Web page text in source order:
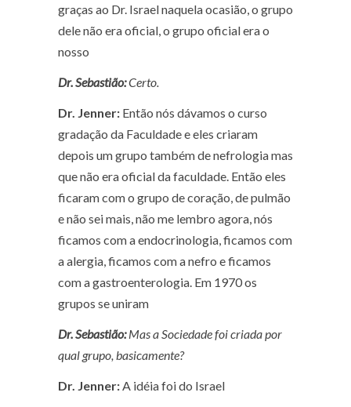
graças ao Dr. Israel naquela ocasião, o grupo
dele não era oficial, o grupo oficial era o
nosso
Dr. Sebastião:Certo.
Dr. Jenner: Então nós dávamos o curso
gradação da Faculdade e eles criaram
depois um grupo também de nefrologia mas
que não era oficial da faculdade. Então eles
ficaram com o grupo de coração, de pulmão
e não sei mais, não me lembro agora, nós
ficamos com a endocrinologia, ficamos com
a alergia, ficamos com a nefro e ficamos
com a gastroenterologia. Em 1970 os
grupos se uniram
Dr. Sebastião:Mas a Sociedade foi criada por
qual grupo, basicamente?
Dr. Jenner:A idéia foi do Israel